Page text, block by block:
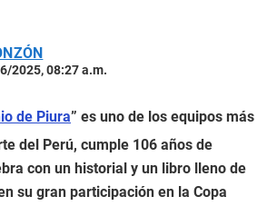
2025, 08:27 a.m.
de Piura” es uno de los equipos más
del Perú, cumple 106 años de
con un historial y un libro lleno de
su gran participación en la Copa